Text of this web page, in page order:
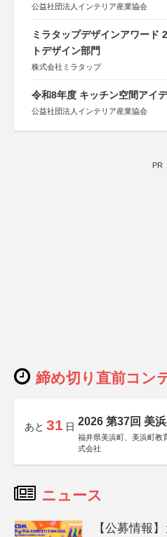
公益社団法人インテリア産業協会
ミラタップデザインアワード
トデザイン部門
株式会社ミラタップ
令和8年度 キッチン空間アイ
公益社団法人インテリア産業協会
PR
締め切り直前コン
あと 31 日 2026 第37回 美
福井県美浜町、美浜町教
式会社
ニュース
【公募情報